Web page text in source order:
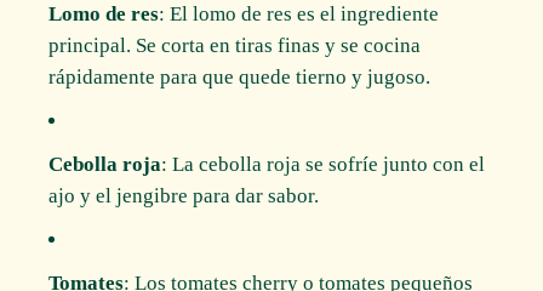
Lomo de res: El lomo de res es el ingrediente
principal. Se corta en tiras finas y se cocina
rápidamente para que quede tierno y jugoso.
Cebolla roja: La cebolla roja se sofríe junto con el
ajo y el jengibre para dar sabor.
Tomates: Los tomates cherry o tomates pequeños